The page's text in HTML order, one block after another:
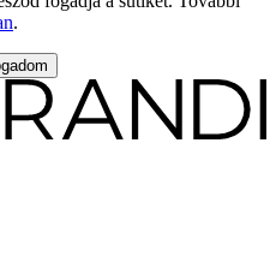
.